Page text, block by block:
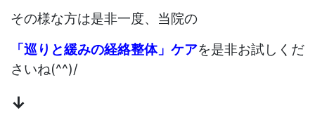
その様な方は是非一度、当院の
「巡りと緩みの経絡整体」ケアを是非お試しくだ
さいね(^^)/
↓